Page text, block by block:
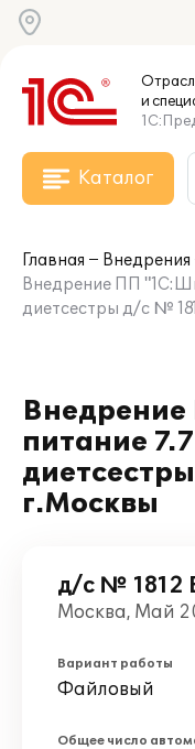
и
Каталог
Главная
Внедрения
Внедрение ПП
диетсестры д/с №
питание
г.Москвы
д/с № 1812
Москва, Май
Вариант работы
Файловый
Общее число